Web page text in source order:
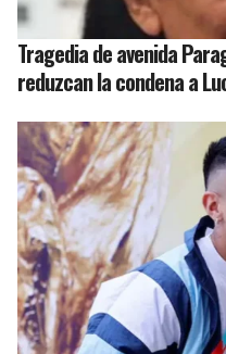
Tragedia de avenida
reduzcan la condena a